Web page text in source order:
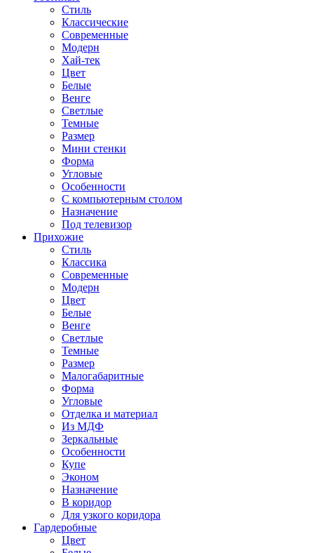
Стиль
Классические
Современные
Модерн
Хай-тек
Цвет
Белые
Венге
Светлые
Темные
Размер
Мини стенки
Форма
Угловые
Особенности
С компьютерным столом
Назначение
Под телевизор
Прихожие
Стиль
Классика
Современные
Модерн
Цвет
Белые
Венге
Светлые
Темные
Размер
Малогабаритные
Форма
Угловые
Отделка и материал
Из МДФ
Зеркальные
Особенности
Купе
Эконом
Назначение
В коридор
Для узкого коридора
Гардеробные
Цвет